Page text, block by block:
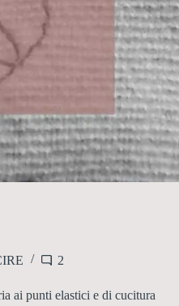
2
ai punti elastici e di cucitura